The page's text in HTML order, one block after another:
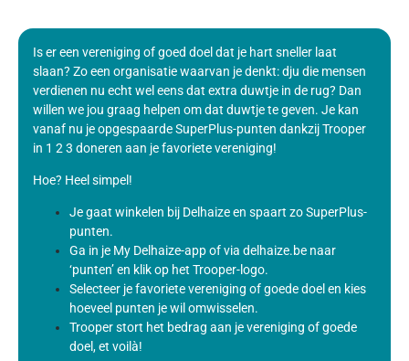
Is er een vereniging of goed doel dat je hart sneller laat
slaan? Zo een organisatie waarvan je denkt: dju die mensen
verdienen nu echt wel eens dat extra duwtje in de rug? Dan
willen we jou graag helpen om dat duwtje te geven. Je kan
vanaf nu je opgespaarde SuperPlus-punten dankzij Trooper
in 1 2 3 doneren aan je favoriete vereniging!
Hoe? Heel simpel!
Je gaat winkelen bij Delhaize en spaart zo SuperPlus-
punten.
Ga in je My Delhaize-app of via delhaize.be naar
‘punten’ en klik op het Trooper-logo.
Selecteer je favoriete vereniging of goede doel en kies
hoeveel punten je wil omwisselen.
Trooper stort het bedrag aan je vereniging of goede
doel, et voilà!